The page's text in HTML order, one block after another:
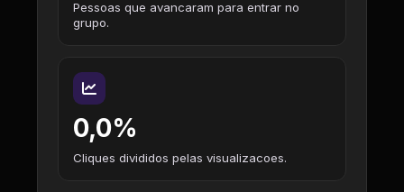
Pessoas que avancaram para entrar no
grupo.
0,0%
Cliques divididos pelas visualizacoes.